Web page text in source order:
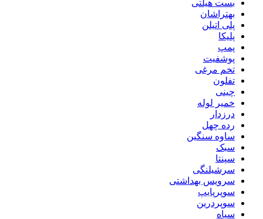
بست هیلتی
بهتراشان
پلی اتیلن
پلیکا
پمپ
پوشفیت
تخم مرغی
تفلون
چینی
خمیر لوله
درزدار
رده چهل
ساوه سنگین
سبک
سپنتا
سرشیلنگی
سرویس بهداشتی
سوپرپایپ
سوپردرین
سیاه